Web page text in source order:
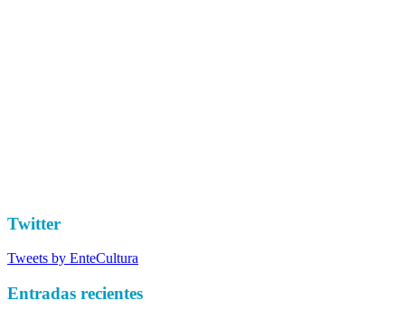
Twitter
Tweets by EnteCultura
Entradas recientes